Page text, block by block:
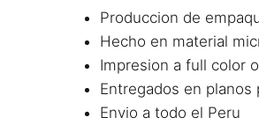
Produccion de
Hecho en material
Impresion a full color
Entregados en planos
Envio a todo el Peru